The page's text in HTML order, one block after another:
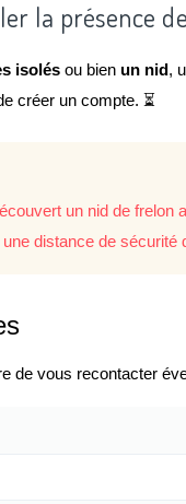
la présence
isolés ou bien un nid,
créer un compte. ⏳
un nid de frelon
distance de
de vous recontacter